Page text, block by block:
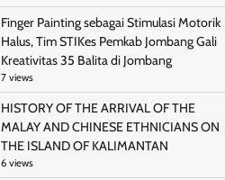
Finger Painting sebagai Stimulasi Motorik
Halus, Tim STIKes Pemkab Jombang Gali
Kreativitas 35 Balita di Jombang
7 views
HISTORY OF THE ARRIVAL OF THE
MALAY AND CHINESE ETHNICIANS ON
THE ISLAND OF KALIMANTAN
6 views